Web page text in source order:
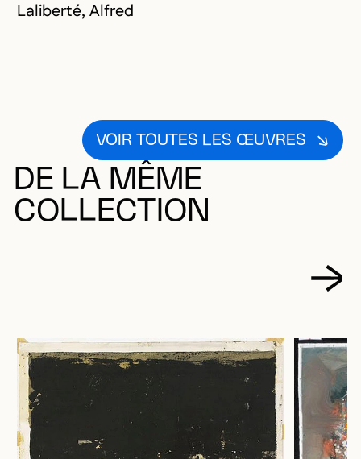
Laliberté, Alfred
VOIR TOUTES LES ŒUVRES
DE LA MÊME
COLLECTION